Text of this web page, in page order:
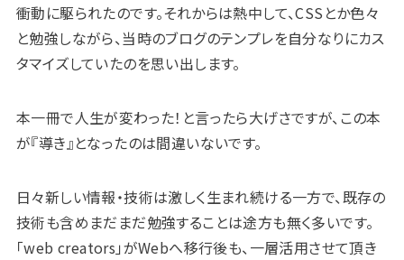
衝動に駆られたのです。それからは熱中して、CSSとか色々
と勉強しながら、当時のブログのテンプレを自分なりにカス
タマイズしていたのを思い出します。
本一冊で人生が変わった！と言ったら大げさですが、この本
が『導き』となったのは間違いないです。
日々新しい情報・技術は激しく生まれ続ける一方で、既存の
技術も含めまだまだ勉強することは途方も無く多いです。
「web creators」がWebへ移行後も、一層活用させて頂き